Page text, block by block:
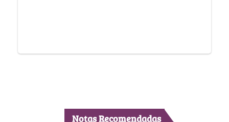
Notas Recomendadas